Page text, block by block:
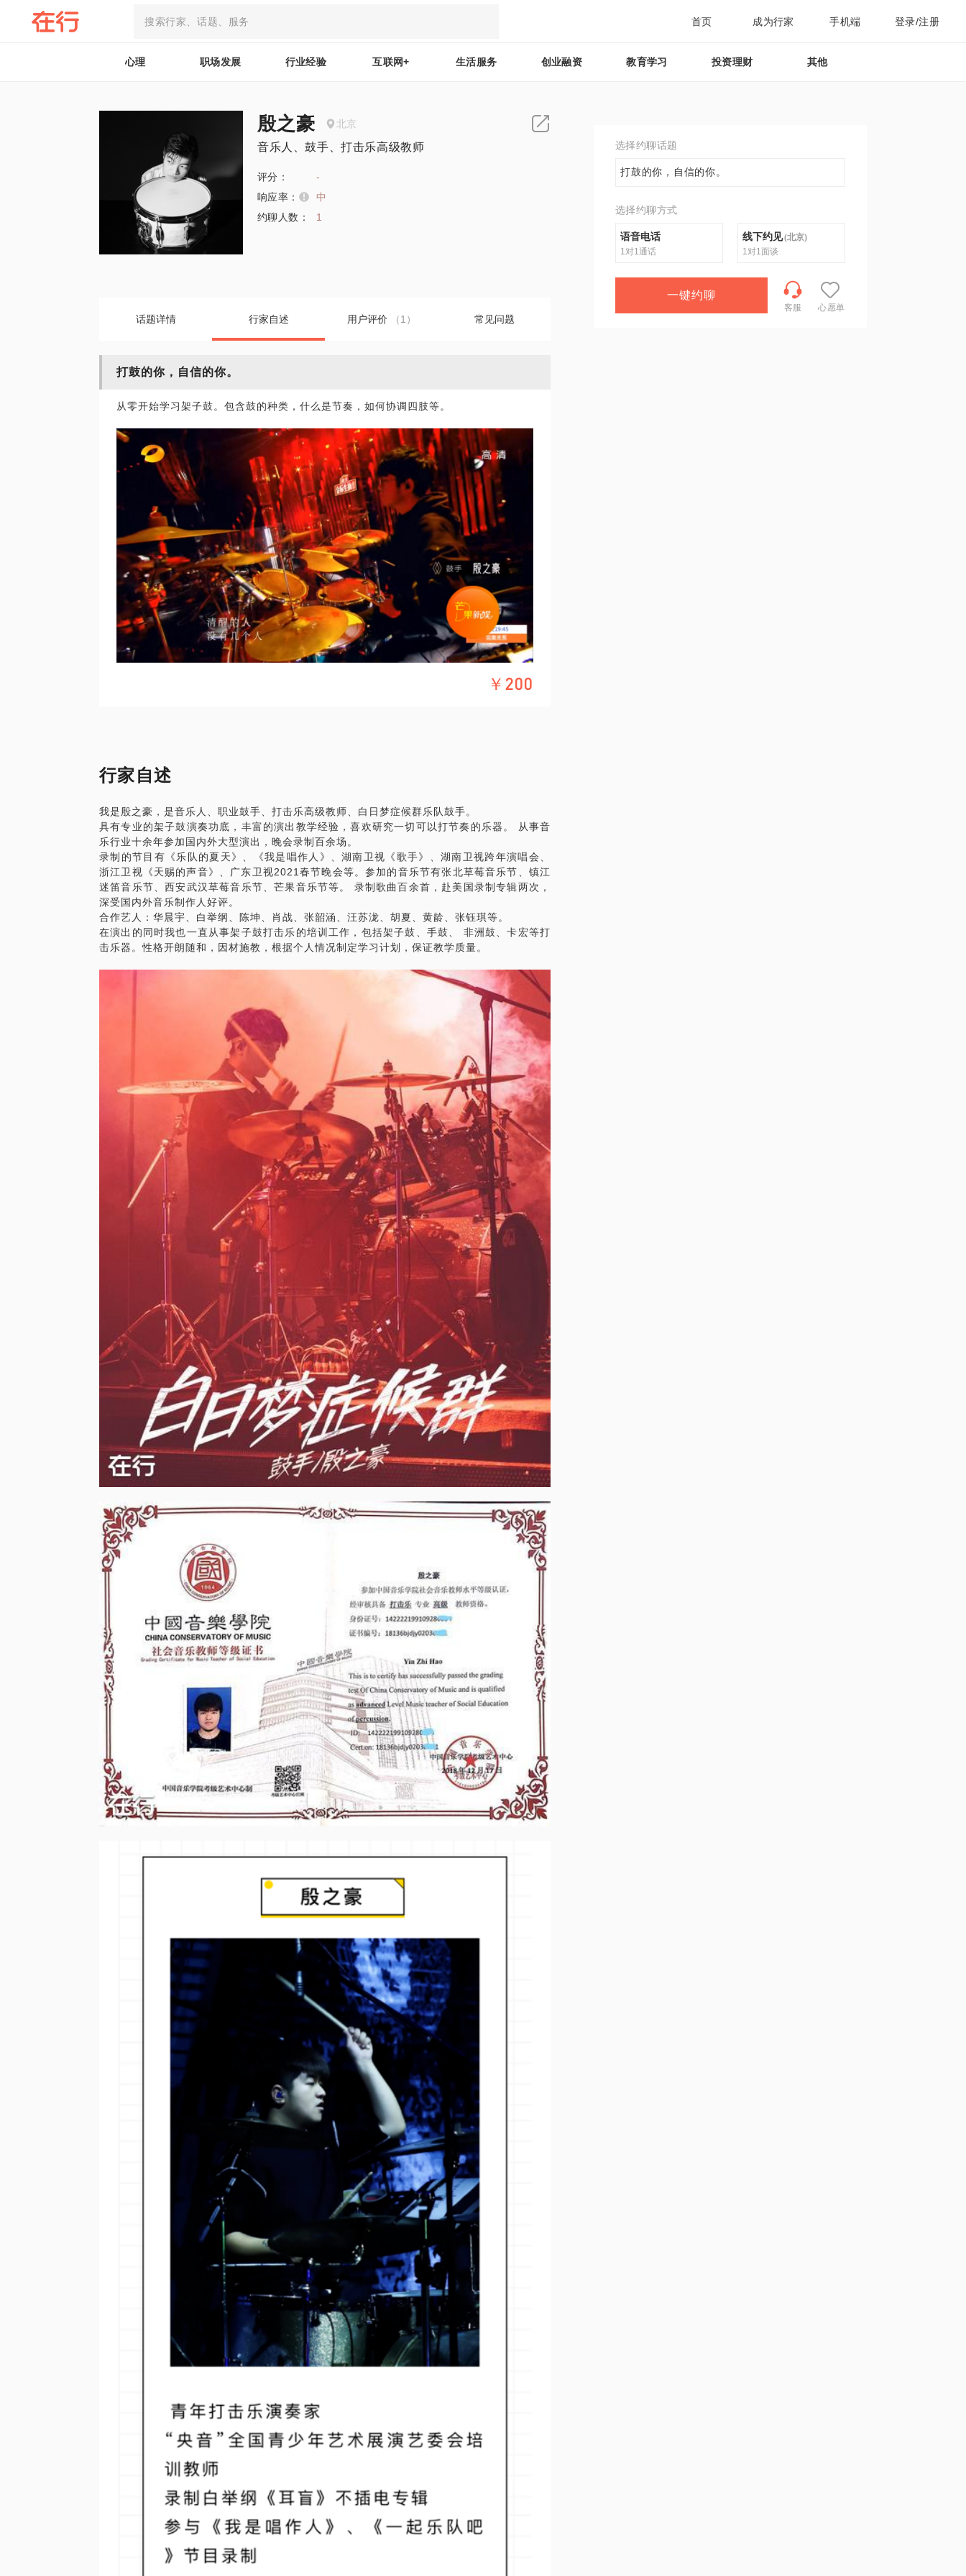
首页 成为行家 手机端 登录/注册
心理 职场发展 行业经验 互联网+ 生活服务 创业融资 教育学习 投资理财 其他
殷之豪 北京
音乐人、鼓手、打击乐高级教师
评分：
-
响应率：
中
约聊人数：
1
话题详情 行家自述 用户评价 （1） 常见问题
打鼓的你，自信的你。
从零开始学习架子鼓。包含鼓的种类，什么是节奏，如何协调四肢等。
￥200
行家自述
我是殷之豪，是音乐人、职业鼓手、打击乐高级教师、白日梦症候群乐队鼓手。
具有专业的架子鼓演奏功底，丰富的演出教学经验，喜欢研究一切可以打节奏的乐器。 从事音
乐行业十余年参加国内外大型演出，晚会录制百余场。
录制的节目有《乐队的夏天》、《我是唱作人》、湖南卫视《歌手》、湖南卫视跨年演唱会、
浙江卫视《天赐的声音》、广东卫视2021春节晚会等。参加的音乐节有张北草莓音乐节、镇江
迷笛音乐节、西安武汉草莓音乐节、芒果音乐节等。 录制歌曲百余首，赴美国录制专辑两次，
深受国内外音乐制作人好评。
合作艺人：华晨宇、白举纲、陈坤、肖战、张韶涵、汪苏泷、胡夏、黄龄、张钰琪等。
在演出的同时我也一直从事架子鼓打击乐的培训工作，包括架子鼓、手鼓、 非洲鼓、卡宏等打
击乐器。性格开朗随和，因材施教，根据个人情况制定学习计划，保证教学质量。
选择约聊话题
打鼓的你，自信的你。
选择约聊方式
语音电话
1对1通话
线下约见(北京)
1对1面谈
一键约聊
客服 心愿单